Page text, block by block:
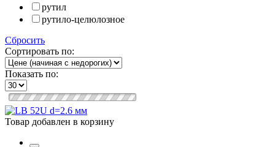
рутил
рутило-целюлозное
Сбросить
Сортировать по:
Показать по:
Товар добавлен в корзину